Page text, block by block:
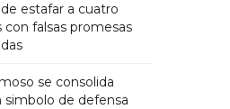
estafar a cuatro
con falsas promesas
se consolida
simbolo de defensa